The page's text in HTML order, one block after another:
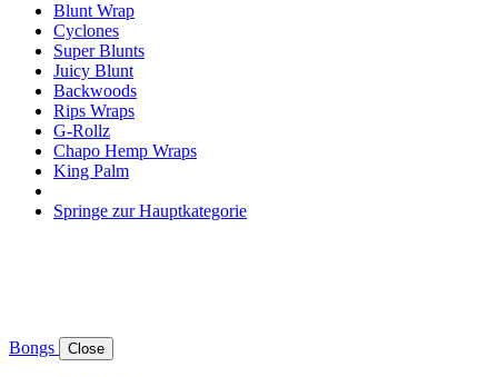
Blunt Wrap
Cyclones
Super Blunts
Juicy Blunt
Backwoods
Rips Wraps
G-Rollz
Chapo Hemp Wraps
King Palm
Springe zur Hauptkategorie
Bongs Close